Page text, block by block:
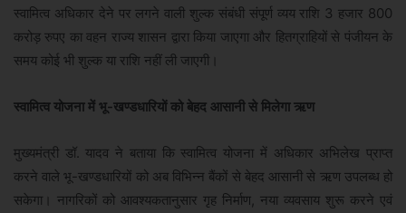
स्वामित्व अधिकार देने पर लगने वाली शुल्क संबंधी संपूर्ण व्यय राशि 3 हजार 800
करोड़ रुपए का वहन राज्य शासन द्वारा किया जाएगा और हितग्राहियों से पंजीयन के
समय कोई भी शुल्क या राशि नहीं ली जाएगी।
स्वामित्व योजना में भू-खण्डधारियों को बेहद आसानी से मिलेगा ऋण
मुख्यमंत्री डॉ. यादव ने बताया कि स्वामित्व योजना में अधिकार अभिलेख प्राप्त
करने वाले भू-खण्डधारियों को अब विभिन्न बैंकों से बेहद आसानी से ऋण उपलब्ध हो
सकेगा। नागरिकों को आवश्यकतानुसार गृह निर्माण, नया व्यवसाय शुरू करने एवं